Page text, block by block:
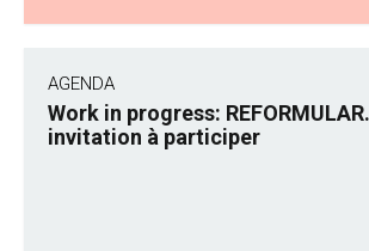
AGENDA
Work in progress:
invitation à participer